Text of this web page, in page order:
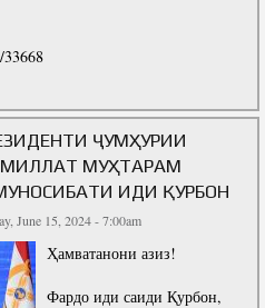
OF TAJIKISTAN
Department
Strengthening of the Country and
Development
Development Department
Office Management
and Doctoral Studies
ҶУМҲУРИИ ТОҶИКИСТОН, ПЕШВОИ
БА МУНОСИБАТИ РӮЗИ ВАҲДАТИ МИЛЛӢ
ҶУМҲУРИИ
МУҲТАРАМ
ИДИ ҚУРБОН
June 15, 2024 - 7:00am
Ҳамватанони азиз!
Фардо иди саиди Қурбон,